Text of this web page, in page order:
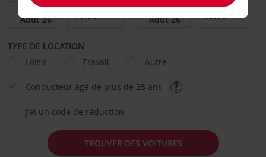
TYPE DE LOCATION
Loisir
Travail Autre
Conducteur âgé de plus de 25 ans
J’ai un code de réduction
TROUVER DES VOITURES